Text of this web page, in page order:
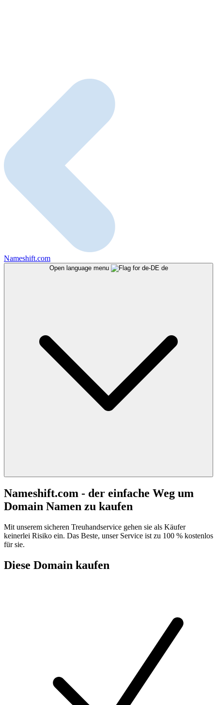
Nameshift.com
Open language menu de
Nameshift.com - der einfache Weg um
Domain Namen zu kaufen
Mit unserem sicheren Treuhandservice gehen sie als Käufer
keinerlei Risiko ein. Das Beste, unser Service ist zu 100 % kostenlos
für sie.
Diese Domain kaufen